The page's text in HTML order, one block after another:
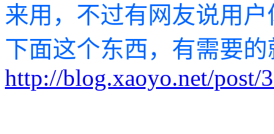
来用，不过有网友说用
下面这个东西，有需要
http://blog.xaoyo.net/post/